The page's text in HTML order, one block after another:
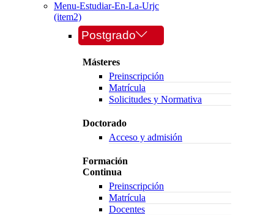
Menu-Estudiar-En-La-Urjc
(item2)
Postgrado
Másteres
Preinscripción
Matrícula
Solicitudes y Normativa
Doctorado
Acceso y admisión
Formación
Continua
Preinscripción
Matrícula
Docentes